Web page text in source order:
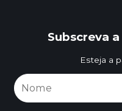
Subscreva
Esteja a